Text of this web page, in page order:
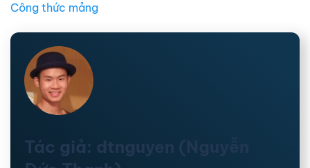
Công thức mảng
Tác giả: dtnguyen (Nguyễn